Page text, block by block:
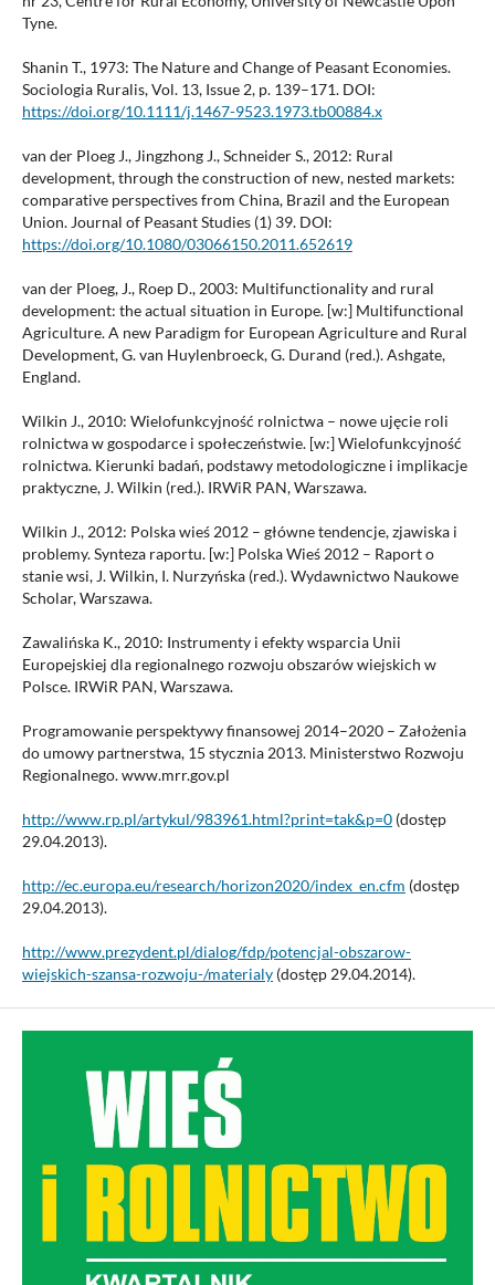
Tyne.
Shanin T., 1973: The Nature and Change of Peasant Economies.
Sociologia Ruralis, Vol. 13, Issue 2, p. 139–171. DOI:
https://doi.org/10.1111/j.1467-9523.1973.tb00884.x
van der Ploeg J., Jingzhong J., Schneider S., 2012: Rural
development, through the construction of new, nested markets:
comparative perspectives from China, Brazil and the European
Union. Journal of Peasant Studies (1) 39. DOI:
https://doi.org/10.1080/03066150.2011.652619
van der Ploeg, J., Roep D., 2003: Multifunctionality and rural
development: the actual situation in Europe. [w:] Multifunctional
Agriculture. A new Paradigm for European Agriculture and Rural
Development, G. van Huylenbroeck, G. Durand (red.). Ashgate,
England.
Wilkin J., 2010: Wielofunkcyjność rolnictwa – nowe ujęcie roli
rolnictwa w gospodarce i społeczeństwie. [w:] Wielofunkcyjność
rolnictwa. Kierunki badań, podstawy metodologiczne i implikacje
praktyczne, J. Wilkin (red.). IRWiR PAN, Warszawa.
Wilkin J., 2012: Polska wieś 2012 – główne tendencje, zjawiska i
problemy. Synteza raportu. [w:] Polska Wieś 2012 – Raport o
stanie wsi, J. Wilkin, I. Nurzyńska (red.). Wydawnictwo Naukowe
Scholar, Warszawa.
Zawalińska K., 2010: Instrumenty i efekty wsparcia Unii
Europejskiej dla regionalnego rozwoju obszarów wiejskich w
Polsce. IRWiR PAN, Warszawa.
Programowanie perspektywy finansowej 2014–2020 – Założenia
do umowy partnerstwa, 15 stycznia 2013. Ministerstwo Rozwoju
Regionalnego. www.mrr.gov.pl
http://www.rp.pl/artykul/983961.html?print=tak&p=0(dostęp
29.04.2013).
http://ec.europa.eu/research/horizon2020/index_en.cfm (dostęp
29.04.2013).
http://www.prezydent.pl/dialog/fdp/potencjal-obszarow-
wiejskich-szansa-rozwoju-/materialy(dostęp 29.04.2014).